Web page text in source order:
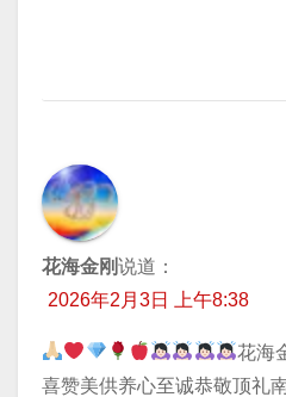
花海金刚说道：
2026年2月3日 上午8:38
花海
喜赞美供养心至诚恭敬顶礼